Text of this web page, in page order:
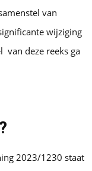
van
wijziging
van deze reeks ga
2023/1230 staat